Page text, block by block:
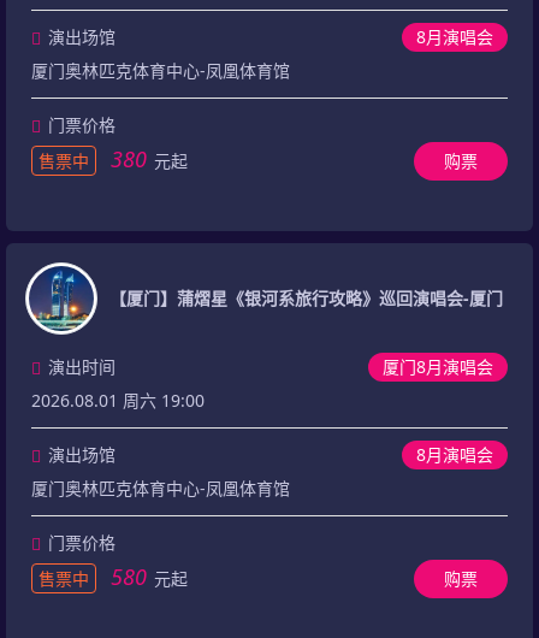
8月演唱会
演出场馆
厦门奥林匹克体育中心-凤凰体育馆
门票价格
售票中
380 元起 购票
【厦门】蒲熠星《银河系旅行攻略》巡回演唱会-厦门
厦门8月演唱会
演出时间
2026.08.01 周六 19:00
8月演唱会
演出场馆
厦门奥林匹克体育中心-凤凰体育馆
门票价格
售票中
580 元起 购票